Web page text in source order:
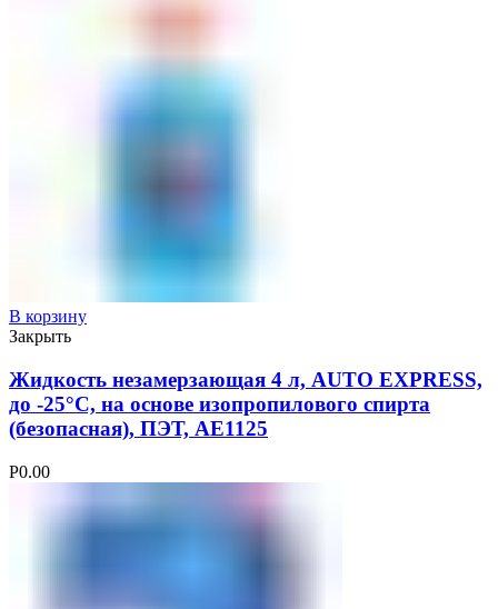
В корзину
Закрыть
Жидкость незамерзающая 4 л, AUTO EXPRESS,
до -25°С, на основе изопропилового спирта
(безопасная), ПЭТ, AE1125
Р0.00